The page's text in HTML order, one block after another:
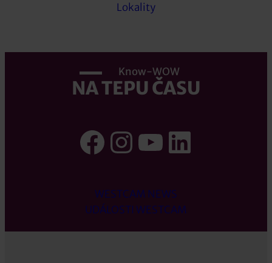
Lokality
Know-WOW
NA TEPU ČASU
Facebook
Instagram
YouTube
WESTCAM NEWS
UDÁLOSTI WESTCAM